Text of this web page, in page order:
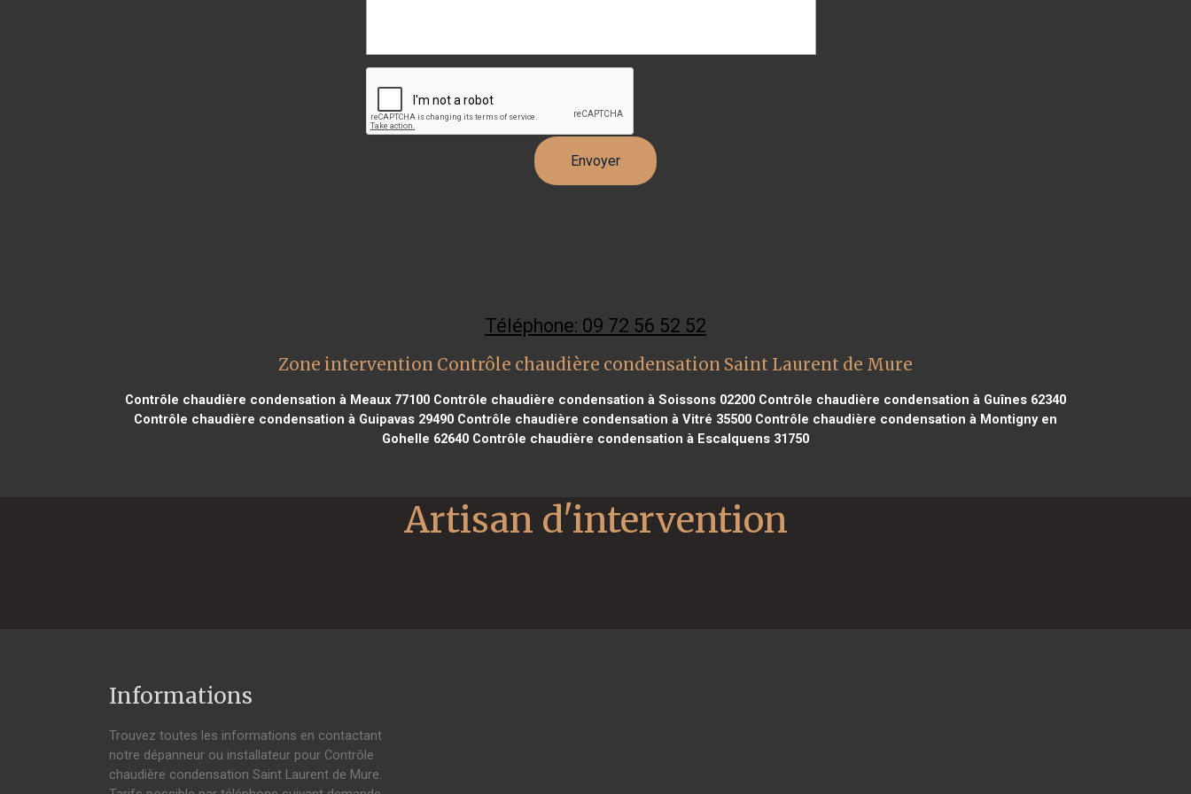
Téléphone: 09 72 56 52 52
Zone intervention Contrôle chaudière condensation Saint Laurent de Mure
Contrôle chaudière condensation à Meaux 77100 Contrôle chaudière condensation à Soissons 02200 Contrôle chaudière condensation à Guînes 62340
Contrôle chaudière condensation à Guipavas 29490 Contrôle chaudière condensation à Vitré 35500 Contrôle chaudière condensation à Montigny en
Gohelle 62640 Contrôle chaudière condensation à Escalquens 31750
Informations
Trouvez toutes les informations en contactant
notre dépanneur ou installateur pour Contrôle
chaudière condensation Saint Laurent de Mure.
Artisan d'intervention